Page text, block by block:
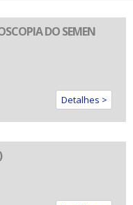
DO SEMEN
Detalhes >